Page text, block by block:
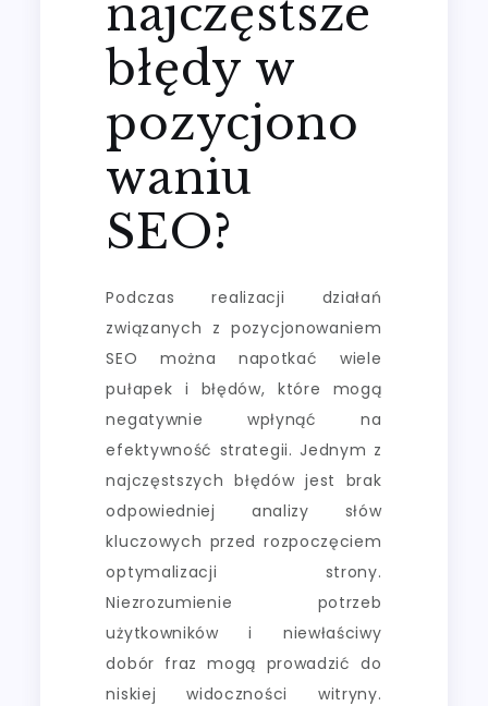
najczęstsze
błędy w
pozycjono
waniu
SEO?
Podczas realizacji działań
związanych z pozycjonowaniem
SEO można napotkać wiele
pułapek i błędów, które mogą
negatywnie wpłynąć na
efektywność strategii. Jednym z
najczęstszych błędów jest brak
odpowiedniej analizy słów
kluczowych przed rozpoczęciem
optymalizacji strony.
Niezrozumienie potrzeb
użytkowników i niewłaściwy
dobór fraz mogą prowadzić do
niskiej widoczności witryny.